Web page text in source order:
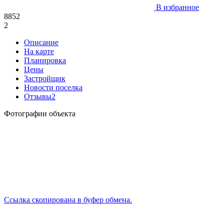
В избранное
8852
2
Описание
На карте
Планировка
Цены
Застройщик
Новости поселка
Отзывы2
Фотографии объекта
Ссылка скопирована в буфер обмена.